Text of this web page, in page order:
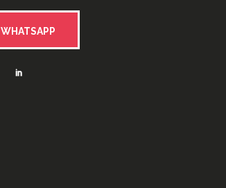
WHATSAPP